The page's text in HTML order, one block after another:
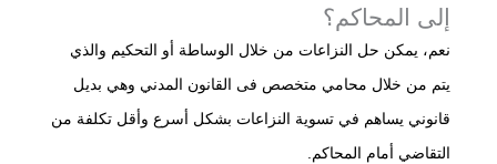
إلى المحاكم؟
نعم، يمكن حل النزاعات من خلال الوساطة أو التحكيم والذي
يتم من خلال محامي متخصص فى القانون المدني وهي بديل
قانوني يساهم في تسوية النزاعات بشكل أسرع وأقل تكلفة من
التقاضي أمام المحاكم.